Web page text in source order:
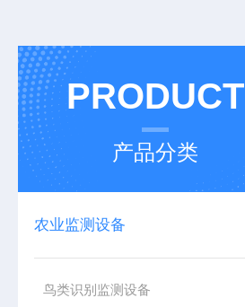
PRODUCT
产品分类
农业监测设备
鸟类识别监测设备